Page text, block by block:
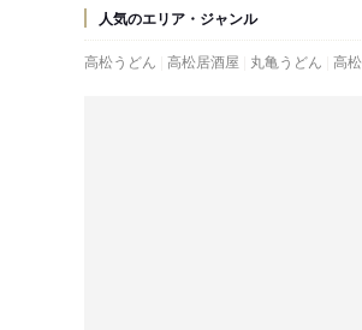
人気のエリア・ジャンル
高松うどん 高松居酒屋 丸亀うどん 高松